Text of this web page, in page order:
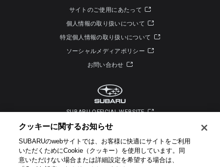
サイトのご使用にあたって
個人情報の取り扱いについて
特定個人情報の取り扱いについて
ソーシャルメディアポリシー
お問い合わせ
SUBARU OFFICIAL WEBSITE
クッキーに関するお知らせ​
SUBARUのwebサイトでは、お客様に快適にサイトをご利用
いただくためにCookie（クッキー）を使用しています。​ 同
意いただけない場合または詳細設定を希望する場合は、